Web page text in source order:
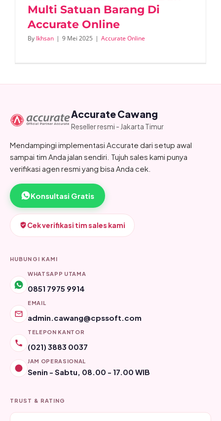
Multi Satuan Barang Di
Accurate Online
By Ikhsan | 9 Mei 2025 | Accurate Online
Accurate Cawang
Reseller resmi - Jakarta Timur
Mendampingi implementasi Accurate dari setup awal
sampai tim Anda jalan sendiri. Tujuh sales kami punya
verifikasi agen resmi yang bisa Anda cek.
Konsultasi Gratis
Cek verifikasi tim sales kami
HUBUNGI KAMI
WHATSAPP UTAMA
0851 7975 9914
EMAIL
admin.cawang@cpssoft.com
TELEPON KANTOR
(021) 3883 0037
JAM OPERASIONAL
Senin - Sabtu, 08.00 - 17.00 WIB
TRUST & RATING